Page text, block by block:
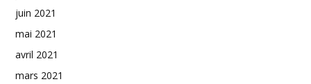
juin 2021
mai 2021
avril 2021
mars 2021